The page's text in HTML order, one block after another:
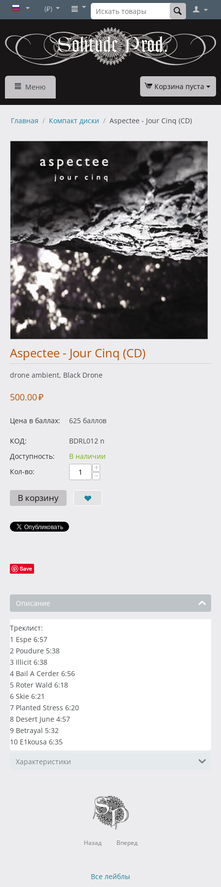
(₽)
Меню Корзина пуста
Главная / Компакт диски / Aspectee - Jour Cinq (CD)
Aspectee - Jour Cinq (CD)
drone ambient, Black Drone
500.00₽
Цена в баллах: 625 баллов
КОД:
BDRL012 n
Доступность:
В наличии
Кол-во:
+
−
В корзину
Save
Описание
Треклист:
1 Espe 6:57
2 Poudure 5:38
3 Illicit 6:38
4 Bail A Cerder 6:56
5 Roter Wald 6:18
6 Skie 6:21
7 Planted Stress 6:20
8 Desert June 4:57
9 Betrayal 5:32
10 E1kousa 6:35
Характеристики
Назад Вперед
Все лейблы